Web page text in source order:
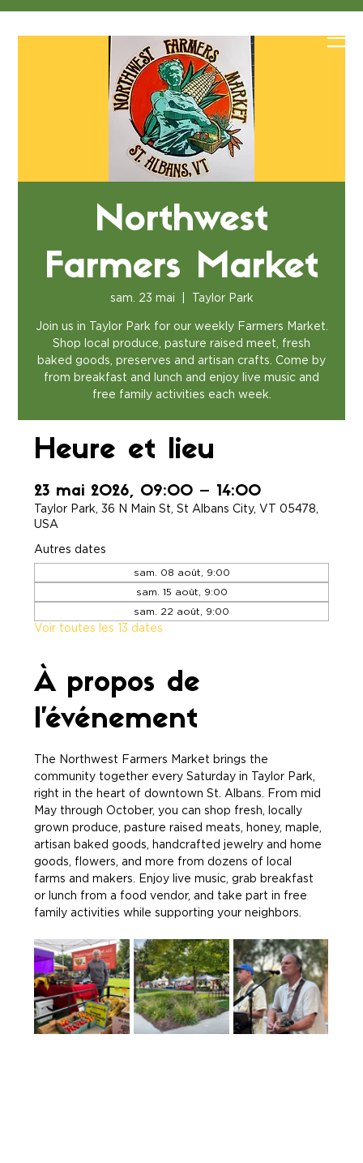
Northwest
Farmers Market
sam. 23 mai Taylor Park
Join us in Taylor Park for our weekly Farmers Market.
Shop local produce, pasture raised meet, fresh
baked goods, preserves and artisan crafts. Come by
from breakfast and lunch and enjoy live music and
free family activities each week.
Heure et lieu
23 mai 2026, 09:00 – 14:00
Taylor Park, 36 N Main St, St Albans City, VT 05478,
USA
Autres dates
sam. 08 août, 9:00
sam. 15 août, 9:00
sam. 22 août, 9:00
Voir toutes les 13 dates
À propos de
l'événement
The Northwest Farmers Market brings the
community together every Saturday in Taylor Park,
right in the heart of downtown St. Albans. From mid
May through October, you can shop fresh, locally
grown produce, pasture raised meats, honey, maple,
artisan baked goods, handcrafted jewelry and home
goods, flowers, and more from dozens of local
farms and makers. Enjoy live music, grab breakfast
or lunch from a food vendor, and take part in free
family activities while supporting your neighbors.